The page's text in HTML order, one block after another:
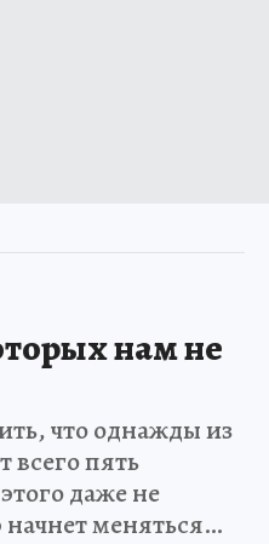
нам не
что однажды из
всего пять
даже не
меняться…